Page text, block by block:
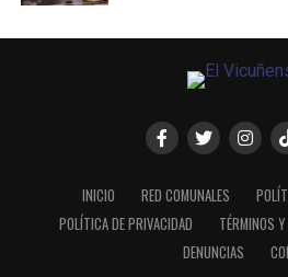
INICIO RED COMUNALES
POLÍTICA DE PRIVACIDAD
TÉRMINOS
DENUNCIAS